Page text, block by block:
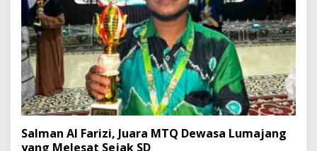
Salman Al Farizi, Juara MTQ Dewasa Lumajang
yang Melesat Sejak SD